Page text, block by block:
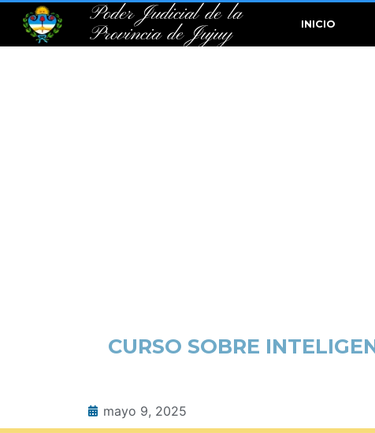
Poder Judicial de la
Provincia de Jujuy
INICIO
CURSO SOBRE
mayo 9, 2025